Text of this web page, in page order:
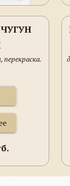
перекраска.